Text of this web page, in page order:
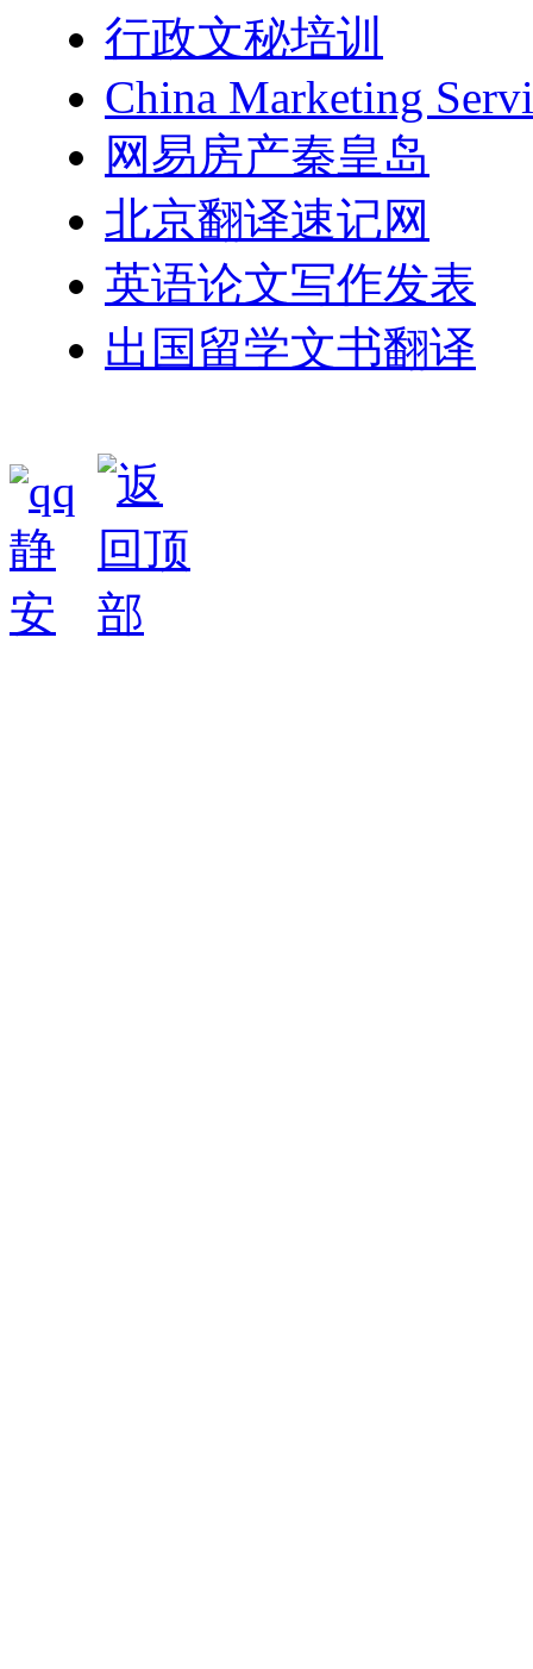
行政文秘培训
China Marketing
网易房产秦皇岛
北京翻译速记网
英语论文写作发表
出国留学文书翻译